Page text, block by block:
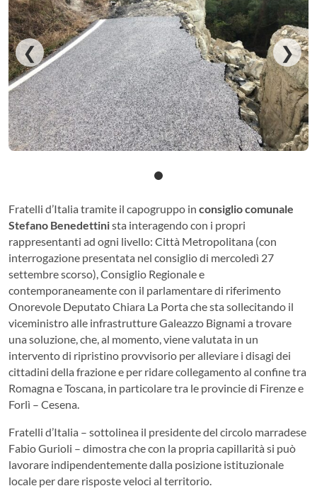
❮ ❯
Fratelli d’Italia tramite il capogruppo in consiglio comunale
Stefano Benedettinista interagendo con i propri
rappresentanti ad ogni livello: Città Metropolitana (con
interrogazione presentata nel consiglio di mercoledì 27
settembre scorso), Consiglio Regionale e
contemporaneamente con il parlamentare di riferimento
Onorevole Deputato Chiara La Porta che sta sollecitando il
viceministro alle infrastrutture Galeazzo Bignami a trovare
una soluzione, che, al momento, viene valutata in un
intervento di ripristino provvisorio per alleviare i disagi dei
cittadini della frazione e per ridare collegamento al confine tra
Romagna e Toscana, in particolare tra le provincie di Firenze e
Forlì – Cesena.
Fratelli d’Italia – sottolinea il presidente del circolo marradese
Fabio Gurioli – dimostra che con la propria capillarità si può
lavorare indipendentemente dalla posizione istituzionale
locale per dare risposte veloci al territorio.